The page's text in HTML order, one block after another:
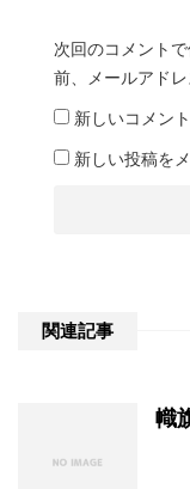
次回のコメント
前、メールアドレ
新しいコメン
新しい投稿を
関連記事
幟